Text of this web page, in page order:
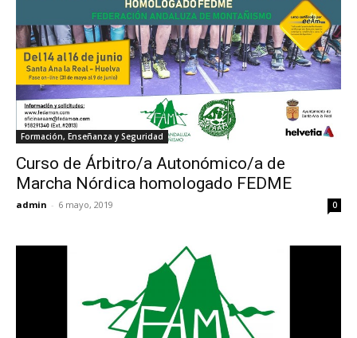
Formación, Enseñanza y Seguridad
Curso de Árbitro/a Autonómico/a de
Marcha Nórdica homologado FEDME
admin - 6 mayo, 2019 0